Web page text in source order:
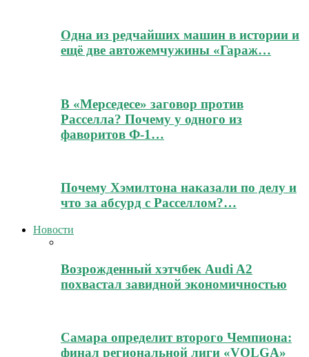
Одна из редчайших машин в истории и
ещё две автожемчужины «Гараж…
В «Мерседесе» заговор против
Расселла? Почему у одного из
фаворитов Ф-1…
Почему Хэмилтона наказали по делу и
что за абсурд с Расселлом?…
Новости
Возрожденный хэтчбек Audi A2
похвастал завидной экономичностью
Самара определит второго Чемпиона:
финал региональной лиги «VOLGA»